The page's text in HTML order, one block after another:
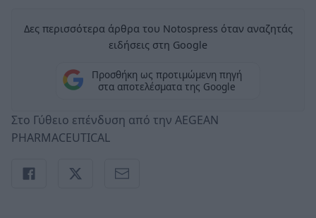
Δες περισσότερα άρθρα του Notospress όταν αναζητάς
ειδήσεις στη Google
Προσθήκη ως προτιμώμενη πηγή
στα αποτελέσματα της Google
Στο Γύθειο επένδυση από την AEGEAN
PHARMACEUTICAL